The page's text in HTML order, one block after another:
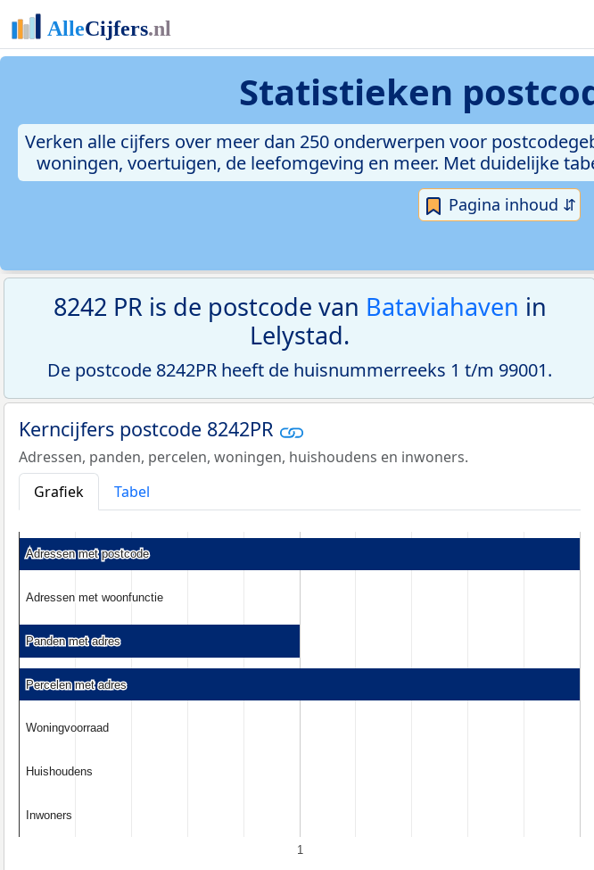
Statistieken
Verken alle cijfers over meer dan 250 onderwerpen voor
woningen, voertuigen, de leefomgeving en meer. Met duidelijke
Pagina inhoud ⇵
8242 PR is de postcode van Bataviahaven in
Lelystad.
De postcode 8242PR heeft de huisnummerreeks 1 t/m 99001.
Kerncijfers postcode 8242PR
Adressen, panden, percelen, woningen, huishoudens en inwoners.
Grafiek
Tabel
1
Adressen met postcode
Adressen met postcode
Adressen met woonfunctie
Adressen met woonfunctie
Panden met adres
Panden met adres
Percelen met adres
Percelen met adres
Woningvoorraad
Woningvoorraad
Huishoudens
Huishoudens
Inwoners
Inwoners